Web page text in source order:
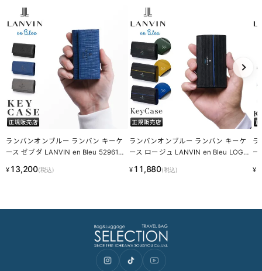
ランバンオンブルー ランバン キーケ
ース ゼブダ LANVIN en Bleu 529612
¥ 13,200(税込)
ランバンオンブルー ランバン キーケ
ース ロージュ LANVIN en Bleu LOGE
¥ 11,880(税込)
ラ
ー
¥